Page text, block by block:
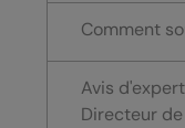
Comment
Avis
Directeur